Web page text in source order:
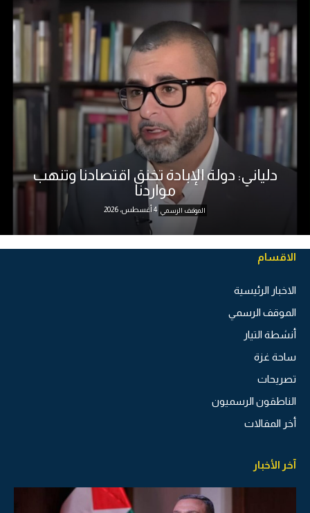
دلياني: دولة الإبادة تخنق اقتصادنا وتنهب
مواردنا
الموقف الرسمي 4 أغسطس، 2026
الاقسام
الاخبار الرئيسية
الموقف الرسمي
أنشطة التيار
ساحة غزة
تصريحات
الناطقون الرسميون
أخر المقالات
آخر الأخبار